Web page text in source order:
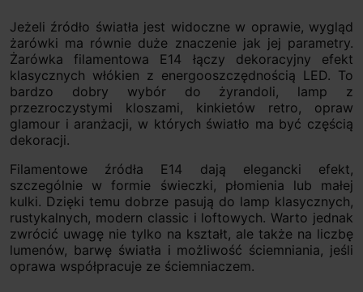
Jeżeli źródło światła jest widoczne w oprawie, wygląd
żarówki ma równie duże znaczenie jak jej parametry.
Żarówka filamentowa E14 łączy dekoracyjny efekt
klasycznych włókien z energooszczędnością LED. To
bardzo dobry wybór do żyrandoli, lamp z
przezroczystymi kloszami, kinkietów retro, opraw
glamour i aranżacji, w których światło ma być częścią
dekoracji.
Filamentowe źródła E14 dają elegancki efekt,
szczególnie w formie świeczki, płomienia lub małej
kulki. Dzięki temu dobrze pasują do lamp klasycznych,
rustykalnych, modern classic i loftowych. Warto jednak
zwrócić uwagę nie tylko na kształt, ale także na liczbę
lumenów, barwę światła i możliwość ściemniania, jeśli
oprawa współpracuje ze ściemniaczem.